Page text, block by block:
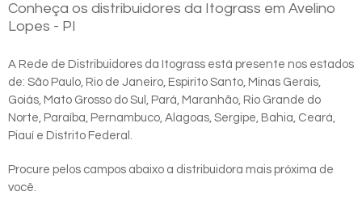
Conheça os distribuidores da Itograss em Avelino
Lopes - PI
A Rede de Distribuidores da Itograss está presente nos estados
de: São Paulo, Rio de Janeiro, Espirito Santo, Minas Gerais,
Goiás, Mato Grosso do Sul, Pará, Maranhão, Rio Grande do
Norte, Paraíba, Pernambuco, Alagoas, Sergipe, Bahia, Ceará,
Piauí e Distrito Federal.
Procure pelos campos abaixo a distribuidora mais próxima de
você.